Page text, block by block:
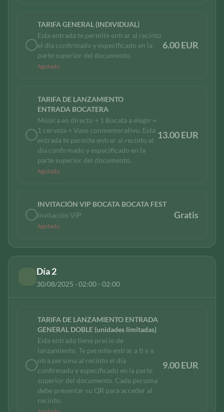
TARIFA GENERAL (INDIVIDUAL)
Esta entrada te permite entrar al recinto
el día confirmado y especificado en la
parte superior del documento.
Agotado
6.00 EUR
TARIFA DE LANZAMIENTO
ENTRADA BOCATERA
Música en directo + 1 Bocata a elegir +
1 cerveza + Vaso conmemorativo. Esta
entrada te permite entrar al recinto el
día confirmado y especificado en la
parte superior del documento.
Agotado
13.00 EUR
INVITACIÓN VIP BOCATA BOCATA FEST
Invitación VIP
Agotado
Gratis
Día 2
30/08/2025 · 02:00 - 02:00
TARIFA DE LANZAMIENTO ENTRADA
GENERAL DOBLE (unidades limitadas)
Esta entrada tiene precio de
lanzamiento. Te permite entrar a ti y a
otra persona al recinto el día
confirmado y especificado en la parte
superior del documento. Cada persona
debe presentar su QR para acceder al
recinto.
9.00 EUR